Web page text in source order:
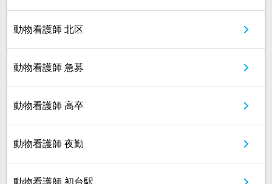
動物看護師 北区
動物看護師 急募
動物看護師 高卒
動物看護師 夜勤
動物看護師 初台駅